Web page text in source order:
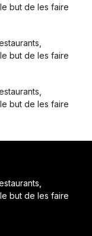
but de les faire
but de les faire
but de les faire
but de les faire